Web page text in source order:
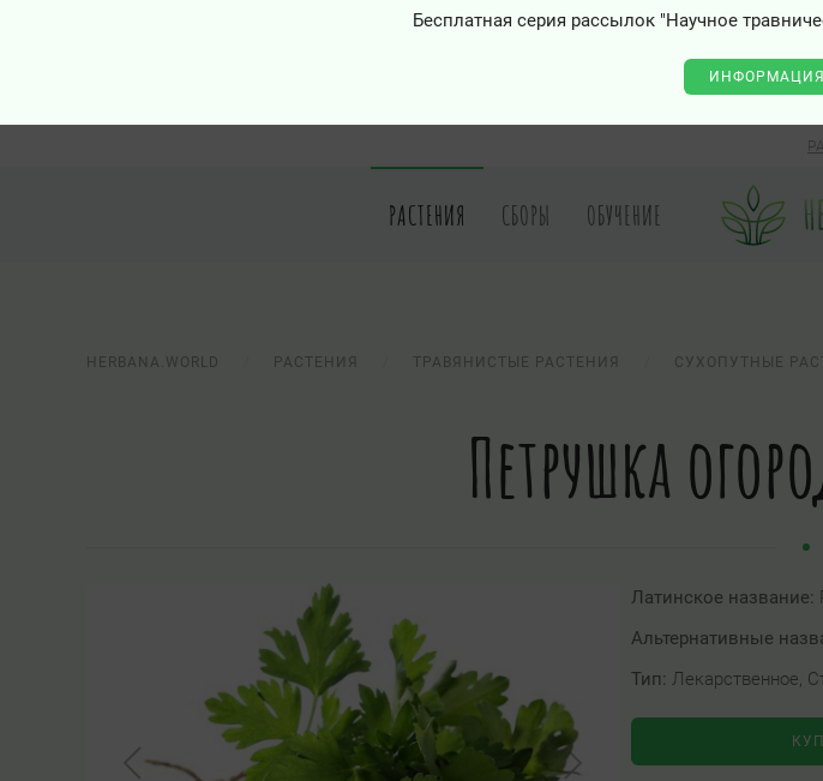
Бесплатная серия рассылок "Научное
РАСТЕНИЯ СБОРЫ ОБУЧЕНИЕ
HERBANA.WORLD РАСТЕНИЯ ТРАВЯНИСТЫЕ РАСТЕНИЯ СУХОПУТНЫЕ
Петрушка
Латинское название:
Альтернативные
Тип: Лекарственное,